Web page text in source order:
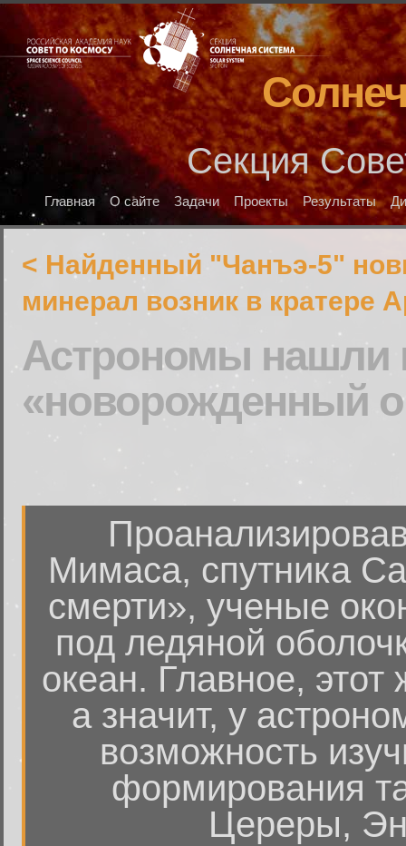
Секция
Главная О сайте Задачи Проекты Результаты
< Найденный "Чанъэ-5"
минерал возник в кратере
Астрономы нашли
«новорожденный
Мимаса, спутника
смерти», ученые
под ледяной
океан. Главное,
а значит, у
возможность
формирования
Цереры,